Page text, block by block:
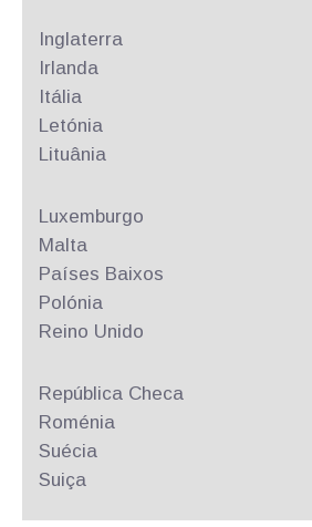
Inglaterra
Irlanda
Itália
Letónia
Lituânia
Luxemburgo
Malta
Países Baixos
Polónia
Reino Unido
República Checa
Roménia
Suécia
Suiça